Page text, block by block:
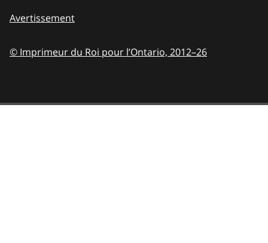
Avertissement
© Imprimeur du Roi pour l’Ontario, 2012–26